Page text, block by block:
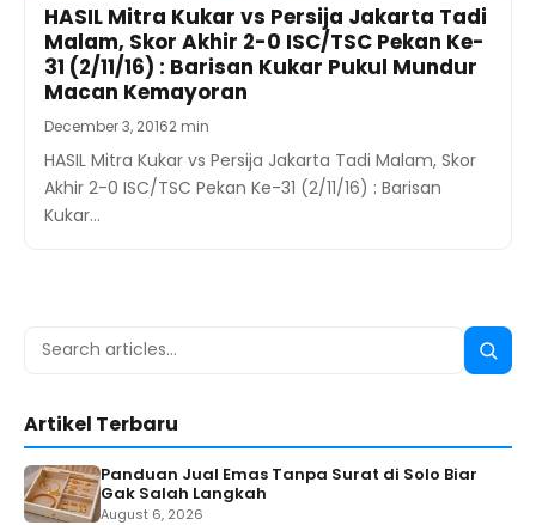
HASIL Mitra Kukar vs Persija Jakarta Tadi
Malam, Skor Akhir 2-0 ISC/TSC Pekan Ke-
31 (2/11/16) : Barisan Kukar Pukul Mundur
Macan Kemayoran
December 3, 20162 min
HASIL Mitra Kukar vs Persija Jakarta Tadi Malam, Skor
Akhir 2-0 ISC/TSC Pekan Ke-31 (2/11/16) : Barisan
Kukar…
Search
Search
Artikel Terbaru
Panduan Jual Emas Tanpa Surat di Solo Biar
Gak Salah Langkah
August 6, 2026